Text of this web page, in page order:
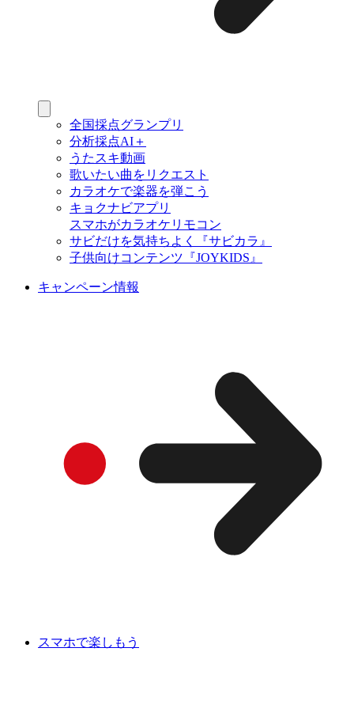
全国採点グランプリ
分析採点AI＋
うたスキ動画
歌いたい曲をリクエスト
カラオケで楽器を弾こう
キョクナビアプリ
スマホがカラオケリモコン
サビだけを気持ちよく『サビカラ』
子供向けコンテンツ『JOYKIDS』
キャンペーン情報
スマホで楽しもう